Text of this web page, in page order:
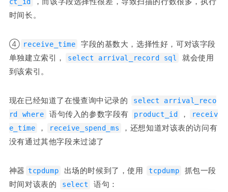
时间长。
④ receive_time
字段的基数大，选择性好，可对该字段
单独建立索引，
select arrival_record sql
就会使用
到该索引。
现在已经知道了在慢查询中记录的
select arrival_reco
rd where
语句传入的参数字段有 product_id ，
receiv
e_time
， receive_spend_ms
，还想知道对该表的访问有
没有通过其他字段来过滤了
神器 tcpdump 出场的时候到了，使用 tcpdump
抓包一段
时间对该表的
select 语句：